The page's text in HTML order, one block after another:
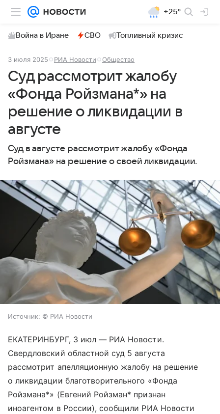
+25°
Война в Иране СВО Топливный кризис
3 июля 2025 РИА Новости Общество
Суд рассмотрит жалобу
«Фонда Ройзмана*» на
решение о ликвидации в
августе
Суд в августе рассмотрит жалобу «Фонда
Ройзмана» на решение о своей ликвидации.
Источник: © РИА Новости
ЕКАТЕРИНБУРГ, 3 июл — РИА Новости.
Свердловский областной суд 5 августа
рассмотрит апелляционную жалобу на решение
о ликвидации благотворительного «Фонда
Ройзмана*» (Евгений Ройзман* признан
иноагентом в России), сообщили РИА Новости